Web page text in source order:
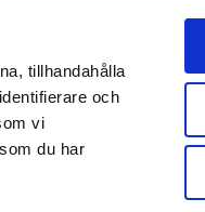
tillhandahålla
och
vi
du har